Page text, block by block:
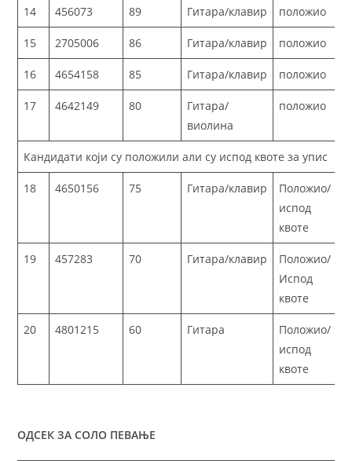
14 456073 89 Гитара/клавир положио
15 2705006 86 Гитара/клавир положио
16 4654158 85 Гитара/клавир положио
17 4642149 80
Гитара/
виолина
положио
Кандидати који су положили али су испод квоте за упис
18 4650156 75 Гитара/клавир
Положио/
испод
квоте
19 457283 70 Гитара/клавир
Положио/
Испод
квоте
20 4801215 60 Гитара
Положио/
испод
квоте
ОДСЕК ЗА СОЛО ПЕВАЊЕ